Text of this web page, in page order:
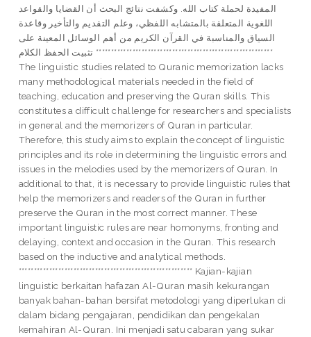
المفيدة لحملة كتاب الله. وكشفت نتائج البحث أن القضايا والقواعد
اللغوية المتعلقة بالمتشابه اللفظي، وعلم التقديم والتأخير وقاعدة
السياق والمناسبة في القرآن الكريم من أهم الوسائل المعينة على
تثبيت الحفظ الكلام **********************************************************
The linguistic studies related to Quranic memorization lacks
many methodological materials needed in the field of
teaching, education and preserving the Quran skills. This
constitutes a difficult challenge for researchers and specialists
in general and the memorizers of Quran in particular.
Therefore, this study aims to explain the concept of linguistic
principles and its role in determining the linguistic errors and
issues in the melodies used by the memorizers of Quran. In
additional to that, it is necessary to provide linguistic rules that
help the memorizers and readers of the Quran in further
preserve the Quran in the most correct manner. These
important linguistic rules are near homonyms, fronting and
delaying, context and occasion in the Quran. This research
based on the inductive and analytical methods.
********************************************************* Kajian-kajian
linguistic berkaitan hafazan Al-Quran masih kekurangan
banyak bahan-bahan bersifat metodologi yang diperlukan di
dalam bidang pengajaran, pendidikan dan pengekalan
kemahiran Al-Quran. Ini menjadi satu cabaran yang sukar